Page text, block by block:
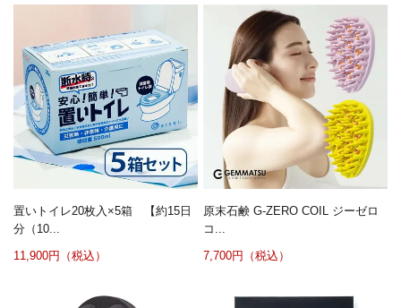
置いトイレ20枚入×5箱 【約15日
分（10...
11,900円（税込）
原末石鹸 G-ZERO COIL ジーゼロ
コ...
7,700円（税込）